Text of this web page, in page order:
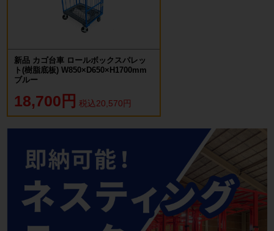
新品 カゴ台車 ロールボックスパレッ
ト(樹脂底板) W850×D650×H1700mm
ブルー
18,700円 税込20,570円